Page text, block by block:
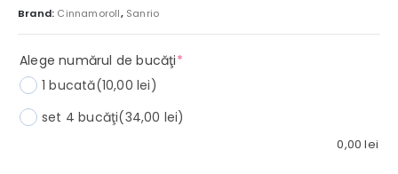
Brand: Cinnamoroll, Sanrio
Alege numărul de bucăţi*(required)
1 bucată(10,00 lei)
set 4 bucăţi(34,00 lei)
0,00lei